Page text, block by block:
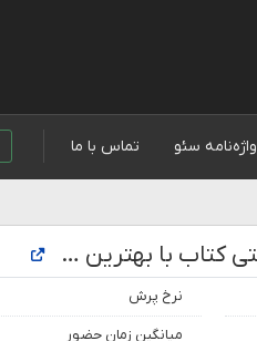
واژه‌نامه سئو تماس با ما
تحلیل رتبه و بازدید سایت خرید اینترنتی کتاب با بهترین قیمت بهمراه تخفیف
نرخ پرش
میانگین زمان حضور